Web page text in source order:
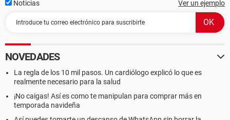
Noticias Ver un ejemplo
NOVEDADES
La regla de los 10 mil pasos. Un cardiólogo explicó lo que es
realmente necesario para la salud
¡No caigas! Así es como te manipulan para comprar más en
temporada navideña